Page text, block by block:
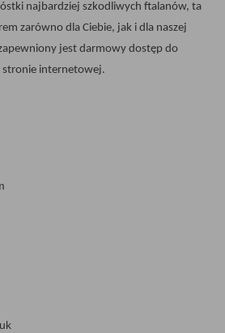
najbardziej szkodliwych ftalanów, ta
zarówno dla Ciebie, jak i dla naszej
jest darmowy dostęp do
stronie internetowej.